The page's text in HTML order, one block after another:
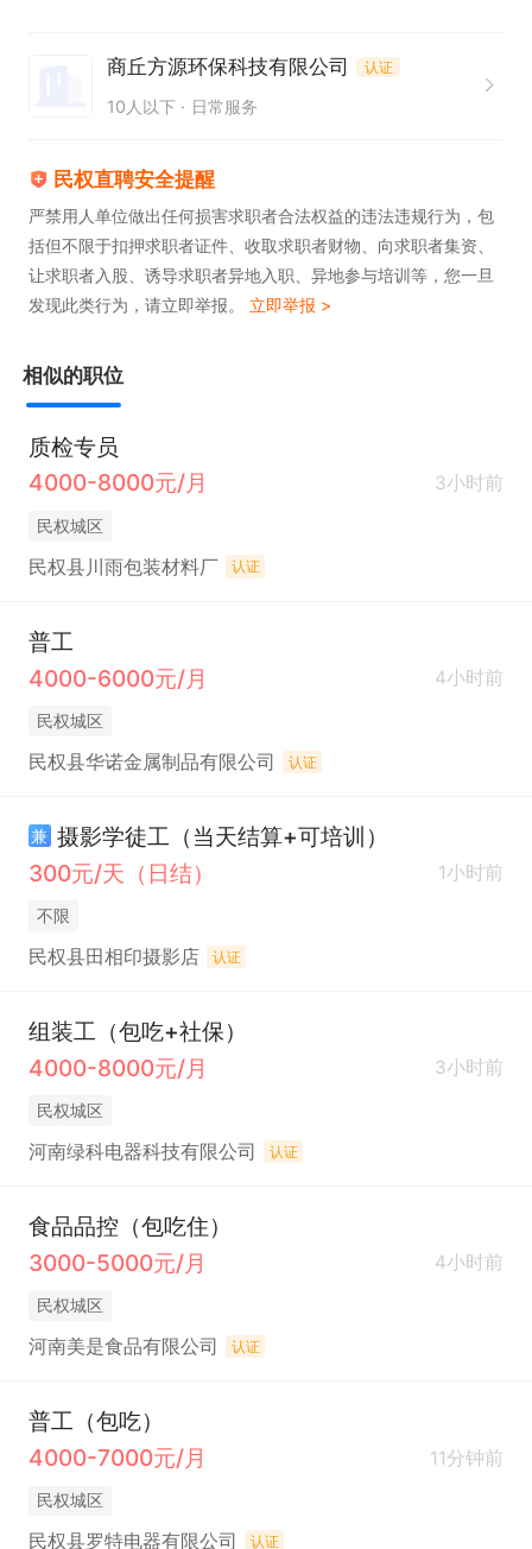
商丘方源环保科技有限公司 认证
10人以下 日常服务
民权直聘安全提醒
严禁用人单位做出任何损害求职者合法权益的违法违规行为，包
括但不限于扣押求职者证件、收取求职者财物、向求职者集资、
让求职者入股、诱导求职者异地入职、异地参与培训等，您一旦
发现此类行为，请立即举报。 立即举报 >
相似的职位
质检专员
4000-8000元/月
3小时前
民权城区
民权县川雨包装材料厂 认证
普工
4000-6000元/月
4小时前
民权城区
民权县华诺金属制品有限公司 认证
兼 摄影学徒工（当天结算+可培训）
300元/天（日结）
1小时前
不限
民权县田相印摄影店 认证
组装工（包吃+社保）
4000-8000元/月
3小时前
民权城区
河南绿科电器科技有限公司 认证
食品品控（包吃住）
3000-5000元/月
4小时前
民权城区
河南美是食品有限公司 认证
普工（包吃）
4000-7000元/月
11分钟前
民权城区
民权县罗特电器有限公司 认证